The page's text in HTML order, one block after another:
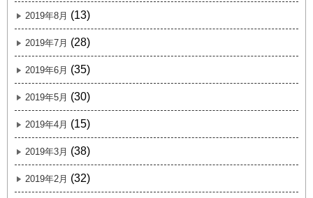
2019年8月 (13)
2019年7月 (28)
2019年6月 (35)
2019年5月 (30)
2019年4月 (15)
2019年3月 (38)
2019年2月 (32)